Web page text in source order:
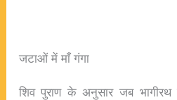
जटाओं में माँ गंगा
शिव पुराण के अनुसार जब